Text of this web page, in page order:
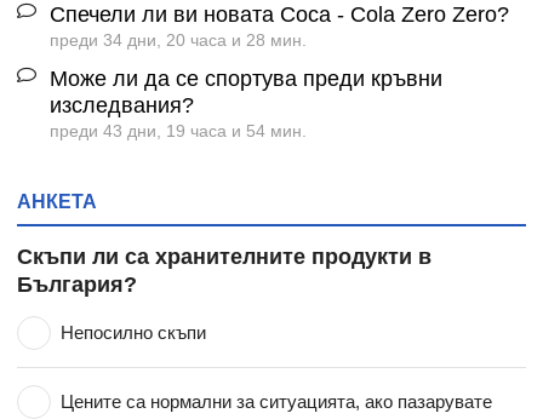
Спечели ли ви новата Coca - Cola Zero Zero?
преди 34 дни, 20 часа и 28 мин.
Може ли да се спортува преди кръвни
изследвания?
преди 43 дни, 19 часа и 54 мин.
АНКЕТА
Скъпи ли са хранителните продукти в
България?
Непосилно скъпи
Цените са нормални за ситуацията, ако пазарувате